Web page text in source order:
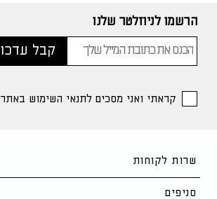
הרשמו לניוזלטר שלנו
קראתי ואני מסכים לתנאי השימוש באתר
שרות לקוחות
צור קשר
סניפים